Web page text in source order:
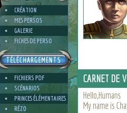
CRÉATION
MES PERSOS
GALERIE
FICHES DE PERSO
TÉLÉCHARGEMENTS
FICHIERS PDF
SCÉNARIOS
PRINCES ÉLÉMENTAIRES
RÉZO
CARNET DE
Hello,Humans
My name is